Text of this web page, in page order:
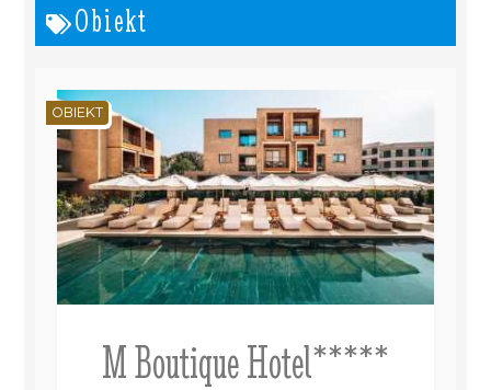
Obiekt
M Boutique Hotel*****
OBIEKT